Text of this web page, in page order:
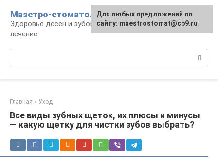
контенту
Маэстро-стоматолог
Здоровье дёсен и зубов, диагностика и
лечение
Главная » Уход
Все виды зубных щеток, их плюсы и минусы
— какую щетку для чистки зубов выбрать?
Для любых предложений по
сайту: maestrostomat@cp9.ru